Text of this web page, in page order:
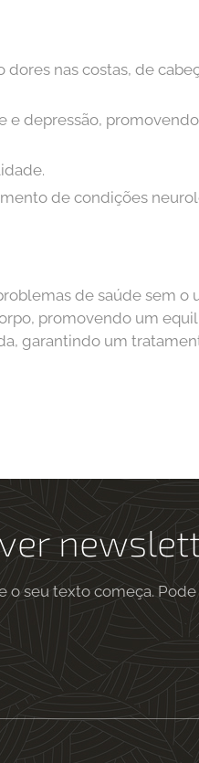
nas costas, de
e depressão,
de condições
de saúde sem o
promovendo um
garantindo um
o seu texto começa.